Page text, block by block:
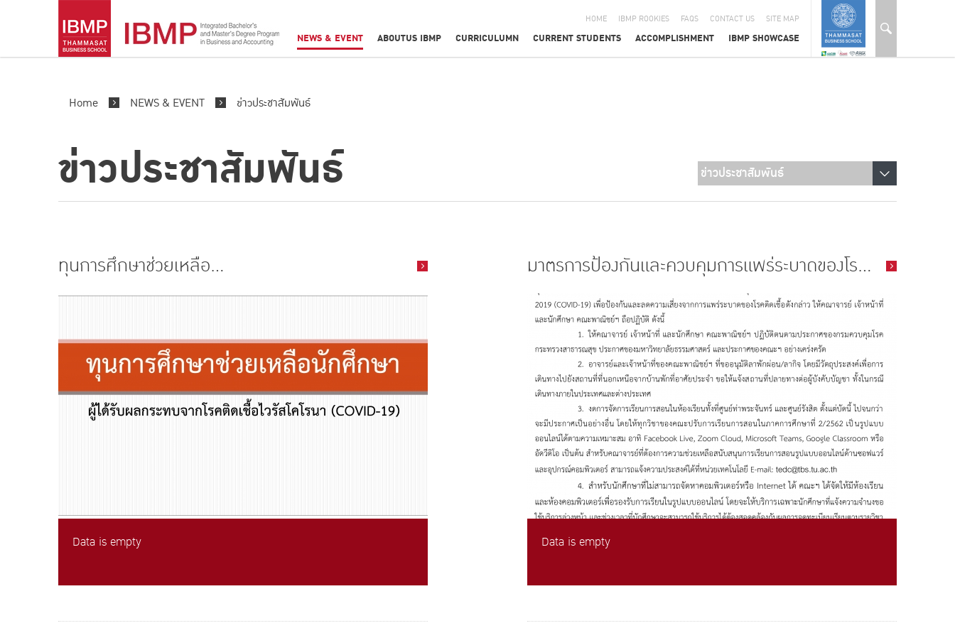
HOME IBMP ROOKIES FAQS CONTACT US SITE MAP
NEWS & EVENT ABOUTUS IBMP CURRICULUMN CURRENT STUDENTS ACCOMPLISHMENT IBMP SHOWCASE
Home NEWS & EVENT ข่าวประชาสัมพันธ์
ข่าวประชาสัมพันธ์
ทุนการศึกษาช่วยเหลือ...
Data is empty
มาตรการป้องกันและควบคุมการแพร่ระบาดของโร...
Data is empty